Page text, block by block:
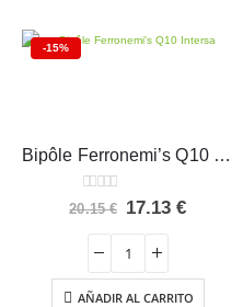
-15%
Bipôle Ferronemi’s Q10 Intersa 20 ampollas
0 out of 5
20.15€ El
original
era:
20.15 €.
17.13€El
17.13 €.
AÑADIR AL CARRITO